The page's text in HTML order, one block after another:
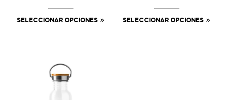
SELECCIONAR OPCIONES SELECCIONAR OPCIONES